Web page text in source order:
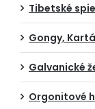
Tibetské
Gongy,
Galvanické
Orgonitové